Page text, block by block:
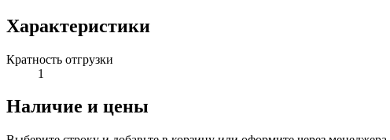
Характеристики
Кратность отгрузки
1
Наличие и цены